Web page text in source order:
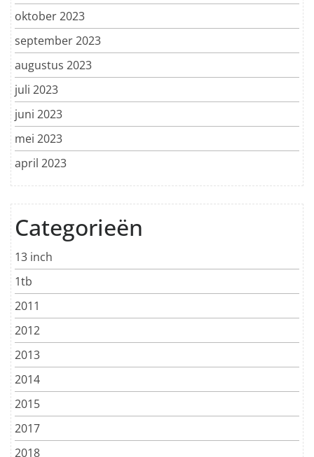
oktober 2023
september 2023
augustus 2023
juli 2023
juni 2023
mei 2023
april 2023
Categorieën
13 inch
1tb
2011
2012
2013
2014
2015
2017
2018